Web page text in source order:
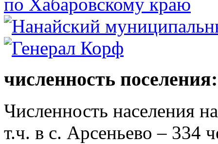
численность поселения:
Численность населения
т.ч. в с. Арсеньево – 334